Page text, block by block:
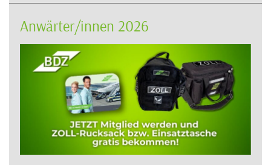
Anwärter/innen 2026